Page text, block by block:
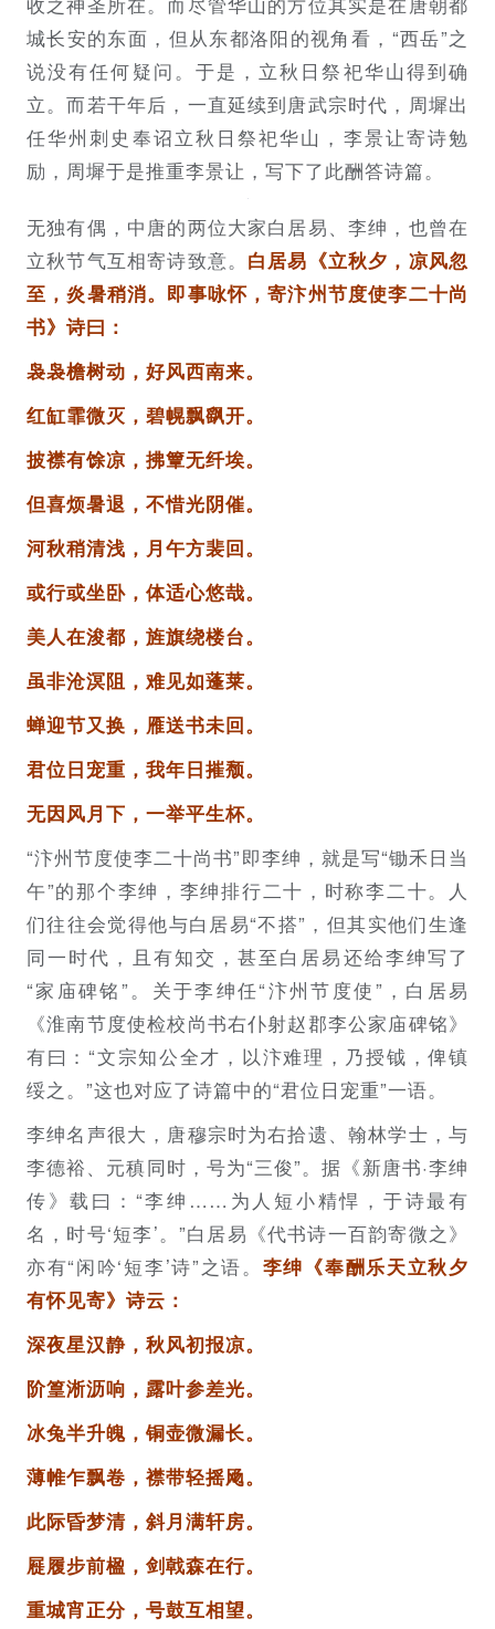
城长安的东面，但从东都洛阳的视角看，“西岳”之
说没有任何疑问。于是，立秋日祭祀华山得到确
立。而若干年后，一直延续到唐武宗时代，周墀出
任华州刺史奉诏立秋日祭祀华山，李景让寄诗勉
励，周墀于是推重李景让，写下了此酬答诗篇。
无独有偶，中唐的两位大家白居易、李绅，也曾在
立秋节气互相寄诗致意。 白居易《立秋夕，凉风忽
至，炎暑稍消。即事咏怀，寄汴州节度使李二十尚
书》诗曰：
袅袅檐树动，好风西南来。
红缸霏微灭，碧幌飘飖开。
披襟有馀凉，拂簟无纤埃。
但喜烦暑退，不惜光阴催。
河秋稍清浅，月午方裴回。
或行或坐卧，体适心悠哉。
美人在浚都，旌旗绕楼台。
虽非沧溟阻，难见如蓬莱。
蝉迎节又换，雁送书未回。
君位日宠重，我年日摧颓。
无因风月下，一举平生杯。
“汴州节度使李二十尚书”即李绅，就是写“锄禾日当
午”的那个李绅，李绅排行二十，时称李二十。人
们往往会觉得他与白居易“不搭”，但其实他们生逢
同一时代，且有知交，甚至白居易还给李绅写了
“家庙碑铭”。关于李绅任“汴州节度使”，白居易
《淮南节度使检校尚书右仆射赵郡李公家庙碑铭》
有曰：“文宗知公全才，以汴难理，乃授钺，俾镇
绥之。”这也对应了诗篇中的“君位日宠重”一语。
李绅名声很大，唐穆宗时为右拾遗、翰林学士，与
李德裕、元稹同时，号为“三俊”。据《新唐书·李绅
传》载曰：“李绅……为人短小精悍，于诗最有
名，时号‘短李’。”白居易《代书诗一百韵寄微之》
亦有“闲吟‘短李’诗”之语。 李绅《奉酬乐天立秋夕
有怀见寄》诗云：
深夜星汉静，秋风初报凉。
阶篁淅沥响，露叶参差光。
冰兔半升魄，铜壶微漏长。
薄帷乍飘卷，襟带轻摇飏。
此际昏梦清，斜月满轩房。
屣履步前楹，剑戟森在行。
重城宵正分，号鼓互相望。